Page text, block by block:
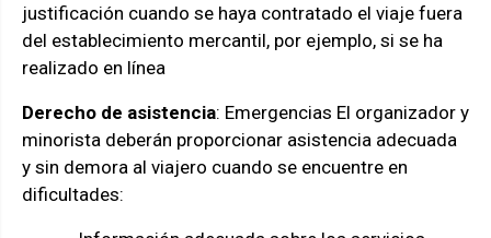
justificación cuando se haya contratado el viaje fuera
del establecimiento mercantil, por ejemplo, si se ha
realizado en línea
Derecho de asistencia: Emergencias El organizador y
minorista deberán proporcionar asistencia adecuada
y sin demora al viajero cuando se encuentre en
dificultades: